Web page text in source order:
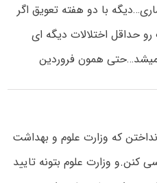
با دو هفته تعویق اگر
حداقل اختلالات دیگه ای
همون فروردین
که وزارت علوم و بهداشت
کنن.و وزارت علوم بتونه تایید